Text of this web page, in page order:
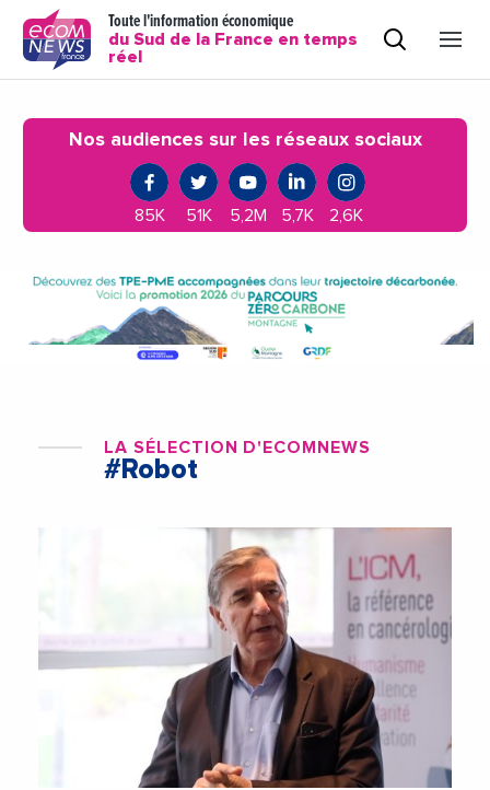
Toute l'information économique
du Sud de la France en temps
réel
Nos audiences sur les réseaux sociaux
85K 51K 5,2M 5,7K 2,6K
LA SÉLECTION D'ECOMNEWS
#Robot